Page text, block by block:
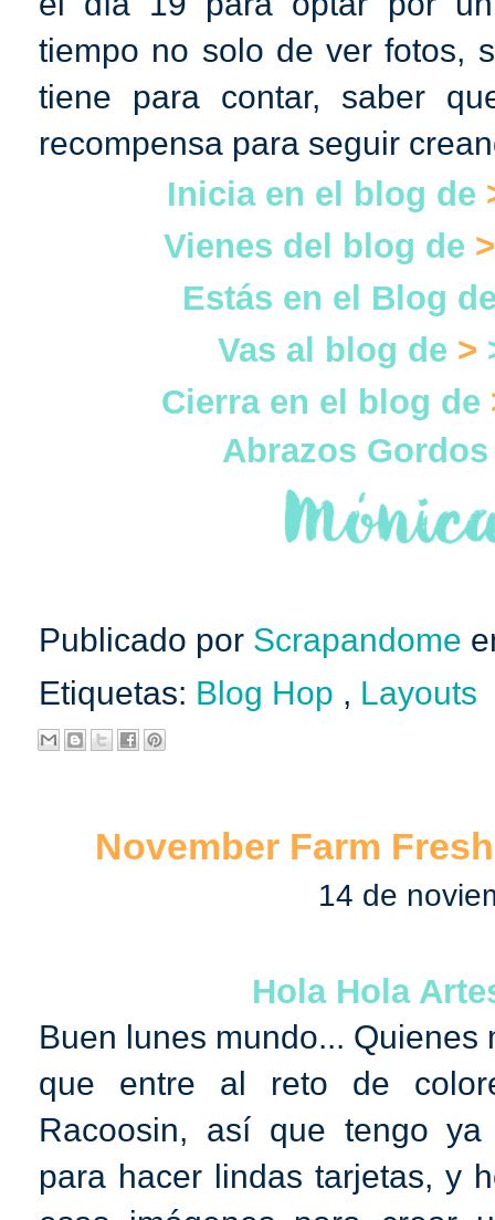
tiempo no solo de ver fotos,
tiene para contar, saber
recompensa para seguir
Inicia en el blog de
Vienes del blog de >
Estás en el Blog
Vas al blog de >
Cierra en el blog de
Abrazos
Publicado por Scrapandome
Etiquetas: Blog Hop , Layouts
November Farm
14 de
Hola Hola
Buen lunes mundo...
que entre al reto de
Racoosin, así que tengo ya
para hacer lindas tarjetas, y